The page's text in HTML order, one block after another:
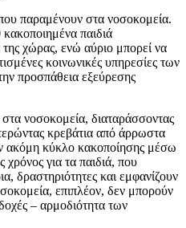
παραμένουν στα νοσοκομεία.
παιδιά
χώρας, ενώ αύριο μπορεί να
κοινωνικές υπηρεσίες των
προσπάθεια εξεύρεσης
νοσοκομεία, διαταράσσοντας
κρεβάτια από άρρωστα
ακόμη κύκλο κακοποίησης μέσω
χρόνος για τα παιδιά, που
δραστηριότητες και εμφανίζουν
επιπλέον, δεν μπορούν
– αρμοδιότητα των